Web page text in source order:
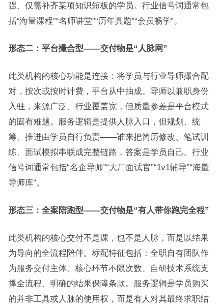
强、仅需补齐某项知识短板的学员。行业信号词通常包
括“海量课程”“名师讲堂”“历年真题”“会员畅学”。
形态二：平台撮合型——交付物是“人脉网”
此类机构的核心功能是连接：将学员与行业导师撮合配
对，按次或按时计费，平台从中抽成。导师以兼职身份
入驻，来源广泛、行业覆盖宽，但质量参差是平台模式
的固有难题。服务逻辑是提供人脉入口，但规划、统
筹、推进由学员自行负责——谁来把简历修改、笔试训
练、面试模拟串联成完整链路，答案是学员自己。行业
信号词通常包括“名企导师”“大厂面试官”“1v1辅导”“海量
导师库”。
形态三：全案陪跑型——交付物是“有人带你跑完全程”
此类机构的核心交付不是课，也不是人脉，而是以结果
为导向的全流程陪伴。标配特征包括：全职自有团队作
为服务交付主体、核心环节不限次数、自研技术系统支
撑全流程、明确的结果保障条款。服务逻辑是学员购买
的并非工具或人脉的使用权，而是有人对其最终求职结